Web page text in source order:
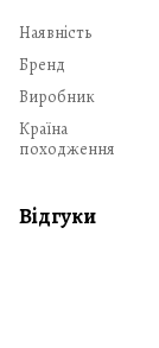
Наявність
Бренд
Виробник
Країна
походження
Відгуки